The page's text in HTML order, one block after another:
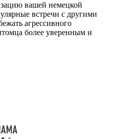
вашей немецкой
встречи с другими
агрессивного
более уверенным и